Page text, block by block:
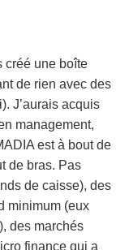
créé une boîte
de rien avec des
J’aurais acquis
management,
est à bout de
de bras. Pas
de caisse), des
minimum (eux
des marchés
finance qui a